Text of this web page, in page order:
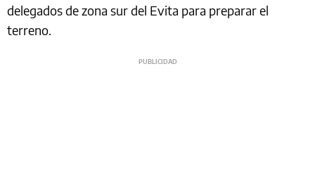
delegados de zona sur del Evita para preparar el
terreno.